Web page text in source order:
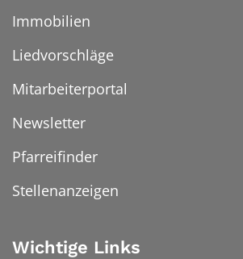
Immobilien
Liedvorschläge
Mitarbeiterportal
Newsletter
Pfarreifinder
Stellenanzeigen
Wichtige Links